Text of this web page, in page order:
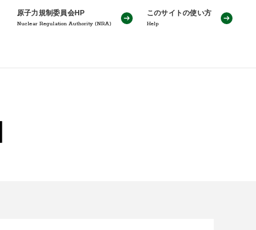
原子力規制委員会HP
Nuclear Regulation Authority (NRA)
このサイトの使い方
Help